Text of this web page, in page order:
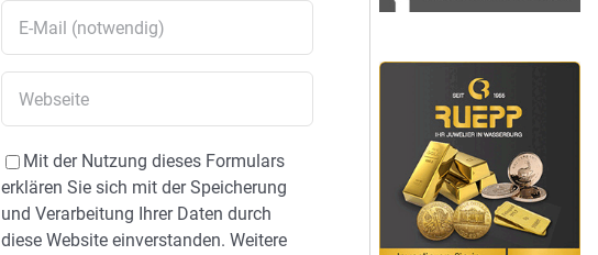
Mit der Nutzung dieses Formulars
erklären Sie sich mit der Speicherung
und Verarbeitung Ihrer Daten durch
diese Website einverstanden. Weitere